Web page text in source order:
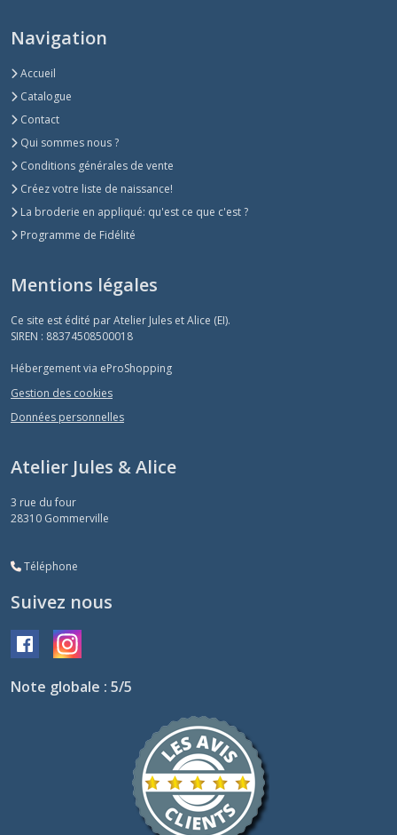
Navigation
Accueil
Catalogue
Contact
Qui sommes nous ?
Conditions générales de vente
Créez votre liste de naissance!
La broderie en appliqué: qu'est ce que c'est ?
Programme de Fidélité
Mentions légales
Ce site est édité par Atelier Jules et Alice (EI).
SIREN : 88374508500018
Hébergement via eProShopping
Gestion des cookies
Données personnelles
Atelier Jules & Alice
3 rue du four
28310 Gommerville
Téléphone
Suivez nous
Note globale : 5/5